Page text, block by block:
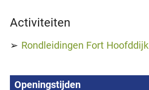
Activiteiten
Rondleidingen Fort Hoofddijk
Openingstijden